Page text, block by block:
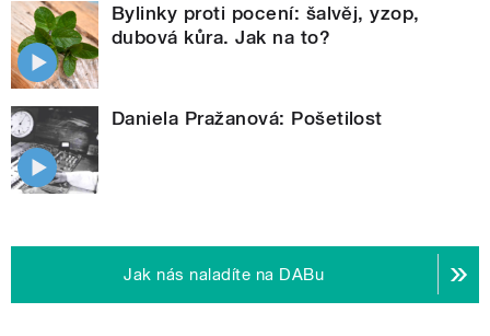
Bylinky proti pocení: šalvěj, yzop,
dubová kůra. Jak na to?
Daniela Pražanová: Pošetilost
Jak nás naladíte na DABu